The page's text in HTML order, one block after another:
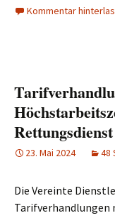
Kommentar
23. Mai 2024 48
Die Vereinte
Tarifverhandlungen